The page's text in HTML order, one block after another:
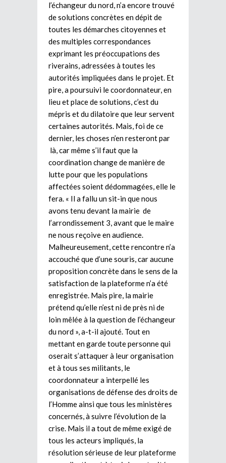
l’échangeur du nord, n’a encore trouvé
de solutions concrètes en dépit de
toutes les démarches citoyennes et
des multiples correspondances
exprimant les préoccupations des
riverains, adressées à toutes les
autorités impliquées dans le projet. Et
pire, a poursuivi le coordonnateur, en
lieu et place de solutions, c’est du
mépris et du dilatoire que leur servent
certaines autorités. Mais, foi de ce
dernier, les choses n’en resteront par
là, car même s’il faut que la
coordination change de manière de
lutte pour que les populations
affectées soient dédommagées, elle le
fera. « Il a fallu un sit-in que nous
avons tenu devant la mairie de
l’arrondissement 3, avant que le maire
ne nous reçoive en audience.
Malheureusement, cette rencontre n’a
accouché que d’une souris, car aucune
proposition concrète dans le sens de la
satisfaction de la plateforme n’a été
enregistrée. Mais pire, la mairie
prétend qu’elle n’est ni de près ni de
loin mêlée à la question de l’échangeur
du nord », a-t-il ajouté. Tout en
mettant en garde toute personne qui
oserait s’attaquer à leur organisation
et à tous ses militants, le
coordonnateur a interpellé les
organisations de défense des droits de
l’Homme ainsi que tous les ministères
concernés, à suivre l’évolution de la
crise. Mais il a tout de même exigé de
tous les acteurs impliqués, la
résolution sérieuse de leur plateforme